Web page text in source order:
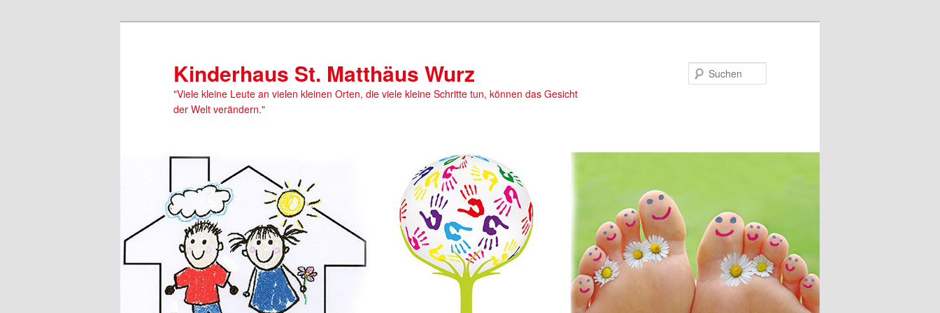
Kinderhaus St. Matthäus Wurz
"Viele kleine Leute an vielen kleinen Orten, die viele kleine Schritte tun, können das Gesicht
der Welt verändern."